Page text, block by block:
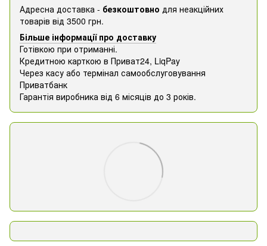
Адресна доставка - безкоштовно для неакційних
товарів від 3500 грн.
Більше інформації про доставку
Готівкою при отриманні.
Кредитною карткою в Приват24, ​​LiqPay
Через касу або термінал самообслуговування
Приватбанк
Гарантія виробника від 6 місяців до 3 років.